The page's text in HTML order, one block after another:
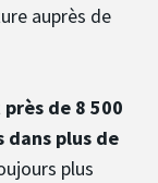
auprès de
près de 8 500
dans plus de
plus